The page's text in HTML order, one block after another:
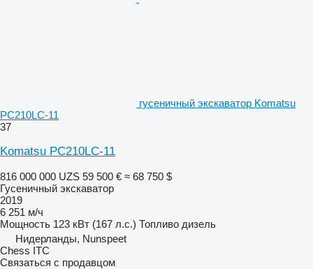
гусеничный экскаватор Komatsu
PC210LC-11
37
Komatsu PC210LC-11
816 000 000 UZS 59 500 € ≈ 68 750 $
Гусеничный экскаватор
2019
6 251 м/ч
Мощность 123 кВт (167 л.с.) Топливо дизель
Нидерланды, Nunspeet
Chess ITC
Связаться с продавцом